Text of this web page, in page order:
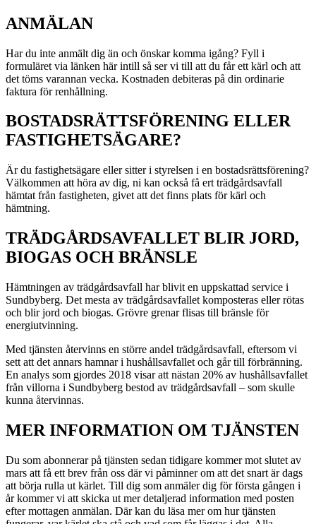
ANMÄLAN
Har du inte anmält dig än och önskar komma igång? Fyll i
formuläret via länken här intill så ser vi till att du får ett kärl och att
det töms varannan vecka. Kostnaden debiteras på din ordinarie
faktura för renhållning.
BOSTADSRÄTTSFÖRENING ELLER
FASTIGHETSÄGARE?
Är du fastighetsägare eller sitter i styrelsen i en bostadsrättsförening?
Välkommen att höra av dig, ni kan också få ert trädgårdsavfall
hämtat från fastigheten, givet att det finns plats för kärl och
hämtning.
TRÄDGÅRDSAVFALLET BLIR JORD,
BIOGAS OCH BRÄNSLE
Hämtningen av trädgårdsavfall har blivit en uppskattad service i
Sundbyberg. Det mesta av trädgårdsavfallet komposteras eller rötas
och blir jord och biogas. Grövre grenar flisas till bränsle för
energiutvinning.
Med tjänsten återvinns en större andel trädgårdsavfall, eftersom vi
sett att det annars hamnar i hushållsavfallet och går till förbränning.
En analys som gjordes 2018 visar att nästan 20% av hushållsavfallet
från villorna i Sundbyberg bestod av trädgårdsavfall – som skulle
kunna återvinnas.
MER INFORMATION OM TJÄNSTEN
Du som abonnerar på tjänsten sedan tidigare kommer mot slutet av
mars att få ett brev från oss där vi påminner om att det snart är dags
att börja rulla ut kärlet. Till dig som anmäler dig för första gången i
år kommer vi att skicka ut mer detaljerad information med posten
efter mottagen anmälan. Där kan du läsa mer om hur tjänsten